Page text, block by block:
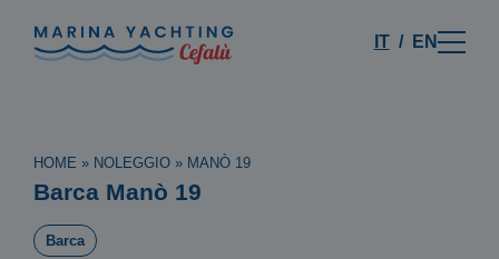
IT EN
HOME » NOLEGGIO » MANÒ 19
Barca Manò 19
Barca